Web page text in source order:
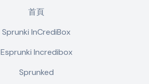
首頁
Sprunki InCrediBox
Esprunki Incredibox
Sprunked